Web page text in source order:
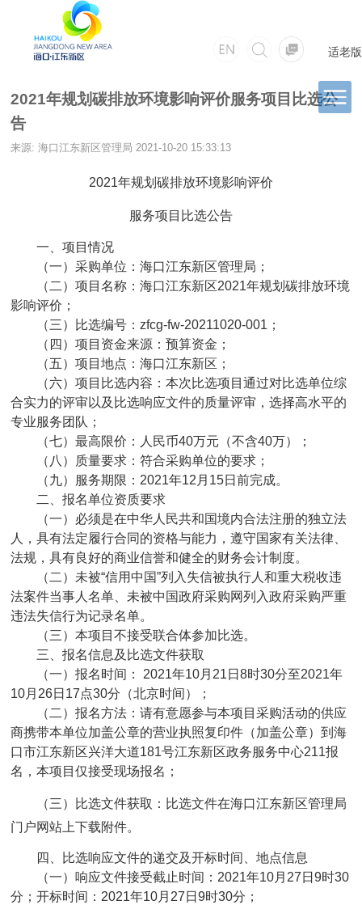
适老版
2021年规划碳排放环境影响评价服务项目比选公
告
来源: 海口江东新区管理局 2021-10-20 15:33:13
2021年规划碳排放环境影响评价
服务项目比选公告
一、项目情况
（一）采购单位：海口江东新区管理局；
（二）项目名称：海口江东新区2021年规划碳排放环境
影响评价；
（三）比选编号：zfcg-fw-20211020-001；
（四）项目资金来源：预算资金；
（五）项目地点：海口江东新区；
（六）项目比选内容：本次比选项目通过对比选单位综
合实力的评审以及比选响应文件的质量评审，选择高水平的
专业服务团队；
（七）最高限价：人民币40万元（不含40万）；
（八）质量要求：符合采购单位的要求；
（九）服务期限：2021年12月15日前完成。
二、报名单位资质要求
（一）必须是在中华人民共和国境内合法注册的独立法
人，具有法定履行合同的资格与能力，遵守国家有关法律、
法规，具有良好的商业信誉和健全的财务会计制度。
（二）未被“信用中国”列入失信被执行人和重大税收违
法案件当事人名单、未被中国政府采购网列入政府采购严重
违法失信行为记录名单。
（三）本项目不接受联合体参加比选。
三、报名信息及比选文件获取
（一）报名时间： 2021年10月21日8时30分至2021年
10月26日17点30分（北京时间）；
（二）报名方法：请有意愿参与本项目采购活动的供应
商携带本单位加盖公章的营业执照复印件（加盖公章）到海
口市江东新区兴洋大道181号江东新区政务服务中心211报
名，本项目仅接受现场报名；
（三）比选文件获取：比选文件在海口江东新区管理局
门户网站上下载附件。
四、比选响应文件的递交及开标时间、地点信息
（一）响应文件接受截止时间：2021年10月27日9时30
分；开标时间：2021年10月27日9时30分；